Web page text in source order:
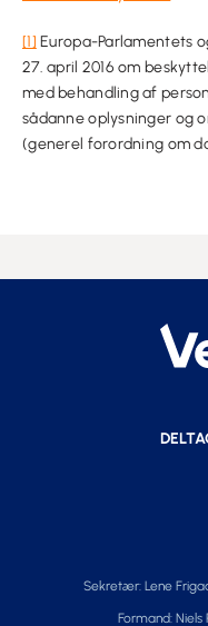
[1] Europa-Parlamentets
27. april 2016 om
med behandling af
sådanne oplysninger og
(generel forordning om
Sekretær: Lene
Formand: Niels